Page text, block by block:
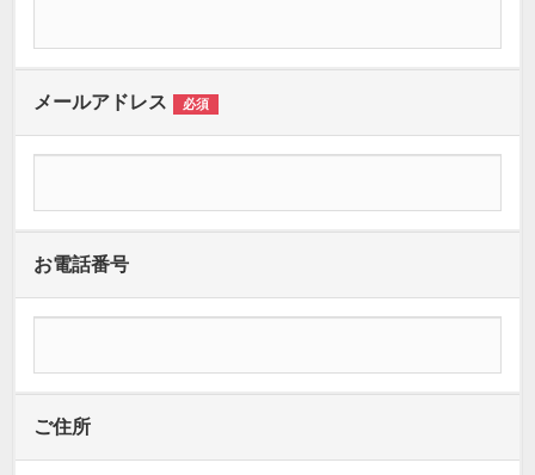
メールアドレス 必須
お電話番号
ご住所